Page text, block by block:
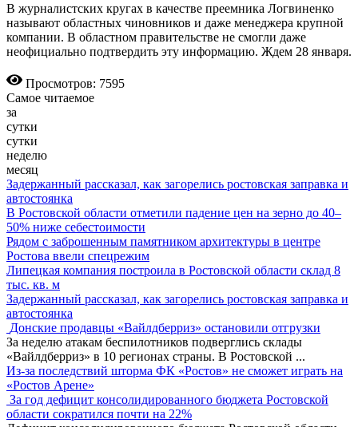
В журналистских кругах в качестве преемника Логвиненко
называют областных чиновников и даже менеджера крупной
компании. В областном правительстве не смогли даже
неофициально подтвердить эту информацию. Ждем 28 января.
Просмотров: 7595
Самое читаемое
за
сутки
сутки
неделю
месяц
Задержанный рассказал, как загорелись ростовская заправка и
автостоянка
В Ростовской области отметили падение цен на зерно до 40–
50% ниже себестоимости
Рядом с заброшенным памятником архитектуры в центре
Ростова ввели спецрежим
Липецкая компания построила в Ростовской области склад 8
тыс. кв. м
Задержанный рассказал, как загорелись ростовская заправка и
автостоянка
Донские продавцы «Вайлдберриз» остановили отгрузки
За неделю атакам беспилотников подверглись склады
«Вайлдберриз» в 10 регионах страны. В Ростовской ...
Из-за последствий шторма ФК «Ростов» не сможет играть на
«Ростов Арене»
За год дефицит консолидированного бюджета Ростовской
области сократился почти на 22%